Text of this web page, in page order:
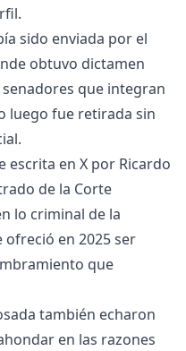
sido enviada por el
obtuvo dictamen
senadores que integran
luego fue retirada sin
escrita en X por Ricardo
de la Corte
lo criminal de la
ofreció en 2025 ser
que
también echaron
en las razones